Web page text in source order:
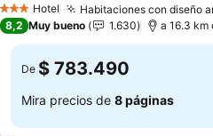
3 Estrellas
Hotel Habitaciones con diseño
8,2 Muy bueno 1.630 a 16.3 km
De $ 783.490
Mira precios de 8 páginas